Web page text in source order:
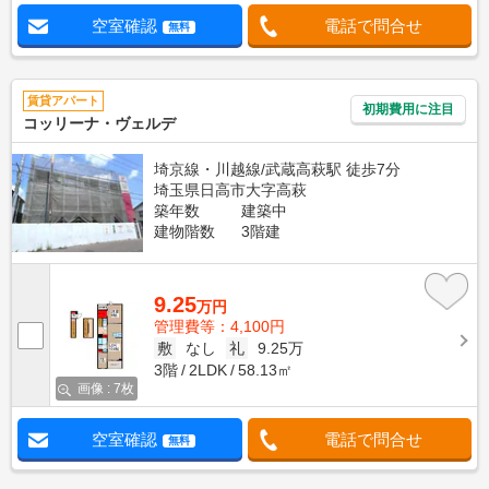
空室確認 無料 電話で問合せ
賃貸アパート
コッリーナ・ヴェルデ
初期費用に注目
埼京線・川越線/武蔵高萩駅 徒歩7分
埼玉県日高市大字高萩
築年数
建築中
建物階数
3階建
画像 : 7枚
9.25万円
管理費等：4,100円
敷
なし 礼
9.25万
3階
2LDK 58.13㎡
空室確認 無料 電話で問合せ